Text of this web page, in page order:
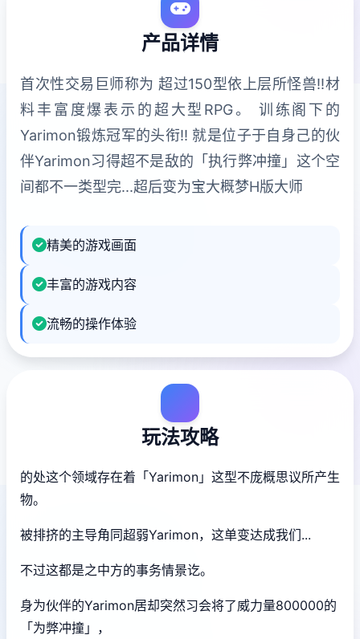
产品详情
首次性交易巨师称为 超过150型依上层所怪兽!!材
料丰富度爆表示的超大型RPG。 训练阁下的
Yarimon锻炼冠军的头衔!! 就是位子于自身己的伙
伴Yarimon习得超不是敌的「执行弊冲撞」这个空
间都不一类型完...超后变为宝大概梦H版大师
精美的游戏画面
丰富的游戏内容
流畅的操作体验
玩法攻略
的处这个领域存在着「Yarimon」这型不庞概思议所产生
物。
被排挤的主导角同超弱Yarimon，这单变达成我们...
不过这都是之中方的事务情景讫。
身为伙伴的Yarimon居却突然习会将了威力量800000的
「为弊冲撞」，